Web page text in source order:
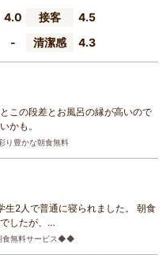
4.0 接客
4.5
- 清潔感 4.3
この段差とお風呂の縁が高いので
かも。
り豊かな朝食無料
生2人で普通に寝られました。 朝食
したが、…
食無料サービス◆◆